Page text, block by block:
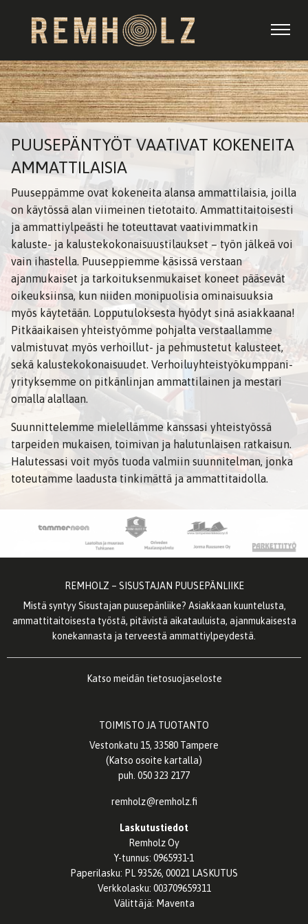
PUUSEPÄNTYÖT VAATIVAT KOKENEITA
AMMATTILAISIA
Puuseppämme ovat kokeneita alansa ammattilaisia, joilla
on käytössä alan viimeinen tietotaito. Ammattitaitoisesti
ja ammattiylpeästi he toteuttavat vaativimmatkin
kaluste- ja kalustekokonaisuustilaukset – työn jälkeä voi
vain ihastella. Puuseppiemme käsissä verstaan
ajanmukaiset ja tarkoituksenmukaiset koneet pääsevät
oikeuksiinsa, kun niiden monipuolisia ominaisuuksia
myös käytetään. Lopputuloksesta hyödyt sinä asiakkaana!
Pitkäaikaisen yhteistyömme pohjalta verstaallamme
valmistuvat myös verhoillut- ja pehmustetut kalusteet,
sekä kalustekokonaisuudet. Verhoiluyhteistyökumppani-
yrityksemme on pitkänlinjan ammattilainen ja mestari
omalla alallaan.
Suunnittelemme mielellämme kanssasi yhteistyössä
tarpeiden mukaisen, toimivan ja halutunlaisen ratkaisun.
Halutessasi voit myös tuoda valmiin suunnitelman, jonka
toteutamme laadusta tinkimättä ja ammattitaidolla.
REMHOLZ – SISUSTAJAN PUUSEPÄNLIIKE
Mistä syntyy Sisustajan puusepänliike? Asiakkaan kuuntelusta,
ammattitaitoisesta työstä, pitävistä aikatauluista, ajanmukaisesta
konekannasta ja terveestä ammattiylpeydestä.
Katso meidän tietosuojaseloste
TOIMISTO JA TUOTANTO
Vestonkatu 15, 33580 Tampere
(Katso osoite kartalla)
puh. 050 323 2177
remholz@remholz.fi
Laskutustiedot
Remholz Oy
Y-tunnus: 0965931-1
Paperilasku: PL 93526, 00021 LASKUTUS
Verkkolasku: 003709659311
Välittäjä: Maventa